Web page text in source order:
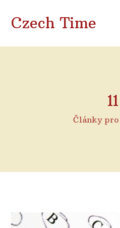
Czech Time
11
Články pro